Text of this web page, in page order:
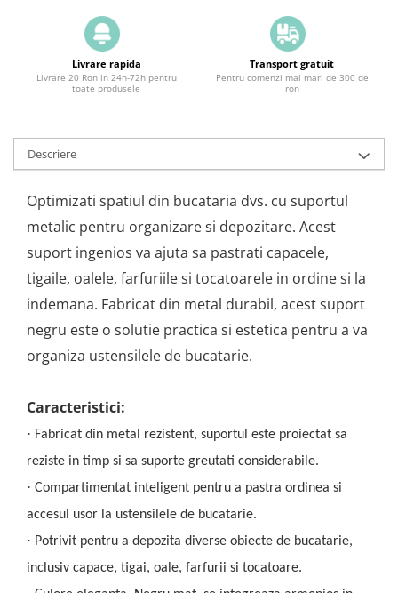
Livrare rapida
Livrare 20 Ron in 24h-72h pentru
toate produsele
Transport gratuit
Pentru comenzi mai mari de 300 de
ron
Descriere
Optimizati spatiul din bucataria dvs. cu suportul
metalic pentru organizare si depozitare. Acest
suport ingenios va ajuta sa pastrati capacele,
tigaile, oalele, farfuriile si tocatoarele in ordine si la
indemana. Fabricat din metal durabil, acest suport
negru este o solutie practica si estetica pentru a va
organiza ustensilele de bucatarie.
Caracteristici:
· Fabricat din metal rezistent, suportul este proiectat sa
reziste in timp si sa suporte greutati considerabile.
· Compartimentat inteligent pentru a pastra ordinea si
accesul usor la ustensilele de bucatarie.
· Potrivit pentru a depozita diverse obiecte de bucatarie,
inclusiv capace, tigai, oale, farfurii si tocatoare.